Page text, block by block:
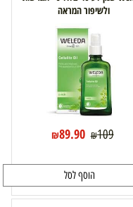
ולשיפור המראה
₪109
₪89.90
הוסף לסל